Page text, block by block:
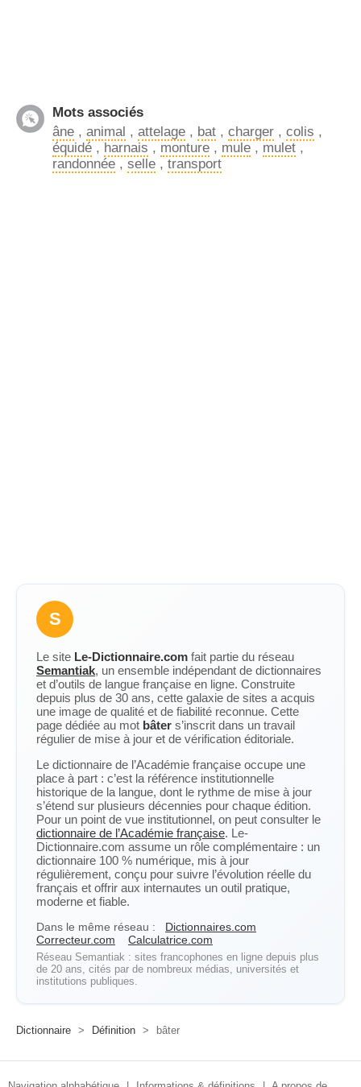
Mots associés
âne , animal , attelage , bat , charger , colis ,
équidé , harnais , monture , mule , mulet ,
randonnée , selle , transport
S
Le site Le-Dictionnaire.com fait partie du réseau
Semantiak, un ensemble indépendant de dictionnaires
et d’outils de langue française en ligne. Construite
depuis plus de 30 ans, cette galaxie de sites a acquis
une image de qualité et de fiabilité reconnue. Cette
page dédiée au mot bâter s’inscrit dans un travail
régulier de mise à jour et de vérification éditoriale.
Le dictionnaire de l’Académie française occupe une
place à part : c’est la référence institutionnelle
historique de la langue, dont le rythme de mise à jour
s’étend sur plusieurs décennies pour chaque édition.
Pour un point de vue institutionnel, on peut consulter le
dictionnaire de l’Académie française. Le-
Dictionnaire.com assume un rôle complémentaire : un
dictionnaire 100 % numérique, mis à jour
régulièrement, conçu pour suivre l’évolution réelle du
français et offrir aux internautes un outil pratique,
moderne et fiable.
Dans le même réseau :
Dictionnaires.com
Correcteur.com
Calculatrice.com
Réseau Semantiak : sites francophones en ligne depuis plus
de 20 ans, cités par de nombreux médias, universités et
institutions publiques.
Dictionnaire > Définition > bâter